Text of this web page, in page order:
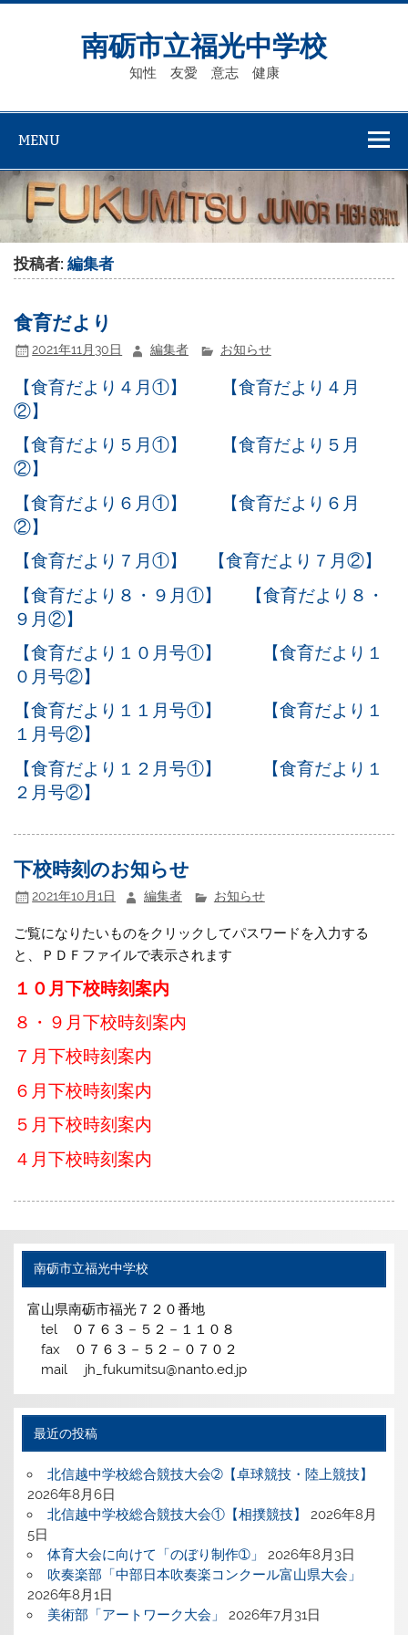
Skip
南砺市立福光中学校
知性 友愛 意志 健康
MENU
投稿者:編集者
食育だより
2021年11月30日 編集者 お知らせ
【食育だより４月①】
【食育だより４月
②】
【食育だより５月①】
【食育だより５月
②】
【食育だより６月①】
【食育だより６月
②】
【食育だより７月①】
【食育だより７月②】
【食育だより８・９月①】
【食育だより８・
９月②】
【食育だより１０月号①】
【食育だより１
０月号②】
【食育だより１１月号①】
【食育だより１
１月号②】
【食育だより１２月号①】
【食育だより１
２月号②】
下校時刻のお知らせ
2021年10月1日 編集者 お知らせ
ご覧になりたいものをクリックしてパスワードを入力する
と、ＰＤＦファイルで表示されます
１０月下校時刻案内
８・９月下校時刻案内
７月下校時刻案内
６月下校時刻案内
５月下校時刻案内
４月下校時刻案内
南砺市立福光中学校
富山県南砺市福光７２０番地
tel ０７６３－５２－１１０８
fax ０７６３－５２－０７０２
mail jh_fukumitsu@nanto.ed.jp
最近の投稿
北信越中学校総合競技大会➁【卓球競技・陸上競技】
2026年8月6日
北信越中学校総合競技大会①【相撲競技】
2026年8月
5日
体育大会に向けて「のぼり制作➀」
2026年8月3日
吹奏楽部「中部日本吹奏楽コンクール富山県大会」
2026年8月1日
美術部「アートワーク大会」
2026年7月31日